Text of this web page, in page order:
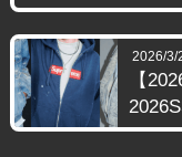
2026/3/
【